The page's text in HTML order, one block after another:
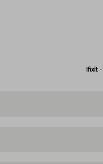
Ifixit -